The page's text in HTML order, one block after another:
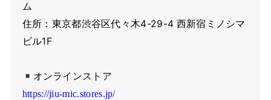
ム
住所：東京都渋谷区代々木4-29-4 西新宿ミノシマ
ビル1F
オンラインストア
https://jiu-mic.stores.jp/